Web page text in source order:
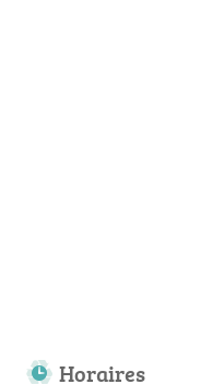
Horaires